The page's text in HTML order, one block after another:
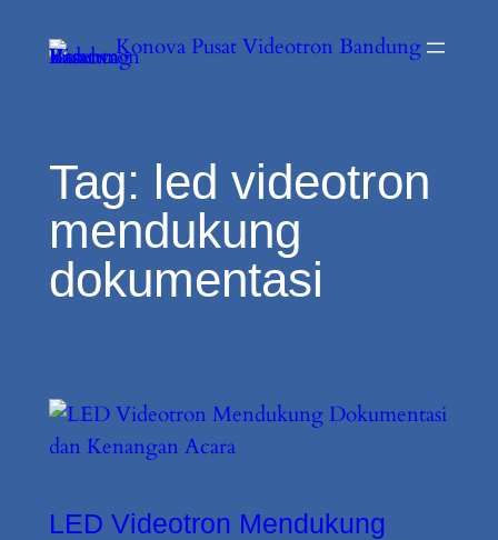
Konova Pusat Videotron Bandung
Tag: led videotron
mendukung
dokumentasi
LED Videotron Mendukung